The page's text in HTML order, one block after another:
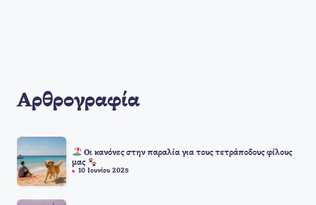
Αρθρογραφία
Οι κανόνες στην παραλία για τους τετράποδους φίλους
μας
10 Ιουνίου 2025